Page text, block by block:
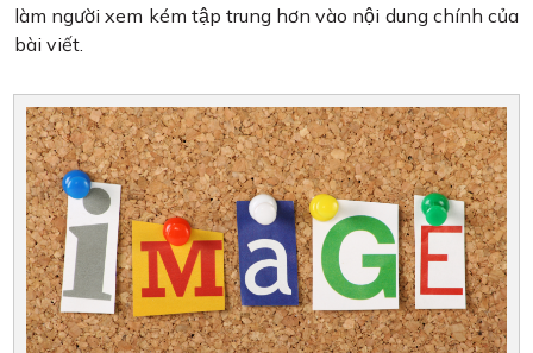
làm người xem kém tập trung hơn vào nội dung chính của
bài viết.